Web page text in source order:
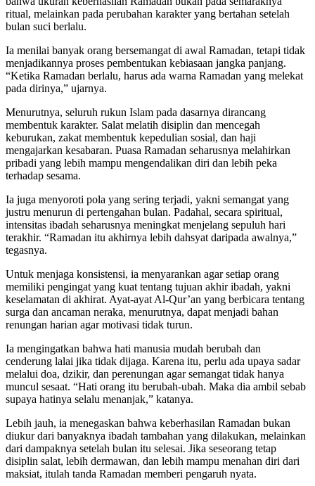
ritual, melainkan pada perubahan karakter yang bertahan setelah
bulan suci berlalu.
Ia menilai banyak orang bersemangat di awal Ramadan, tetapi tidak
menjadikannya proses pembentukan kebiasaan jangka panjang.
“Ketika Ramadan berlalu, harus ada warna Ramadan yang melekat
pada dirinya,” ujarnya.
Menurutnya, seluruh rukun Islam pada dasarnya dirancang
membentuk karakter. Salat melatih disiplin dan mencegah
keburukan, zakat membentuk kepedulian sosial, dan haji
mengajarkan kesabaran. Puasa Ramadan seharusnya melahirkan
pribadi yang lebih mampu mengendalikan diri dan lebih peka
terhadap sesama.
Ia juga menyoroti pola yang sering terjadi, yakni semangat yang
justru menurun di pertengahan bulan. Padahal, secara spiritual,
intensitas ibadah seharusnya meningkat menjelang sepuluh hari
terakhir. “Ramadan itu akhirnya lebih dahsyat daripada awalnya,”
tegasnya.
Untuk menjaga konsistensi, ia menyarankan agar setiap orang
memiliki pengingat yang kuat tentang tujuan akhir ibadah, yakni
keselamatan di akhirat. Ayat-ayat Al-Qur’an yang berbicara tentang
surga dan ancaman neraka, menurutnya, dapat menjadi bahan
renungan harian agar motivasi tidak turun.
Ia mengingatkan bahwa hati manusia mudah berubah dan
cenderung lalai jika tidak dijaga. Karena itu, perlu ada upaya sadar
melalui doa, dzikir, dan perenungan agar semangat tidak hanya
muncul sesaat. “Hati orang itu berubah-ubah. Maka dia ambil sebab
supaya hatinya selalu menanjak,” katanya.
Lebih jauh, ia menegaskan bahwa keberhasilan Ramadan bukan
diukur dari banyaknya ibadah tambahan yang dilakukan, melainkan
dari dampaknya setelah bulan itu selesai. Jika seseorang tetap
disiplin salat, lebih dermawan, dan lebih mampu menahan diri dari
maksiat, itulah tanda Ramadan memberi pengaruh nyata.